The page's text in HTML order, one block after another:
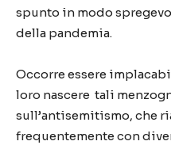
spunto in modo
della pandemia.
Occorre essere
loro nascere tali
sull’antisemitismo, che
frequentemente con